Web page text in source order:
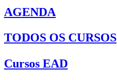
AGENDA
TODOS OS CURSOS
Cursos EAD